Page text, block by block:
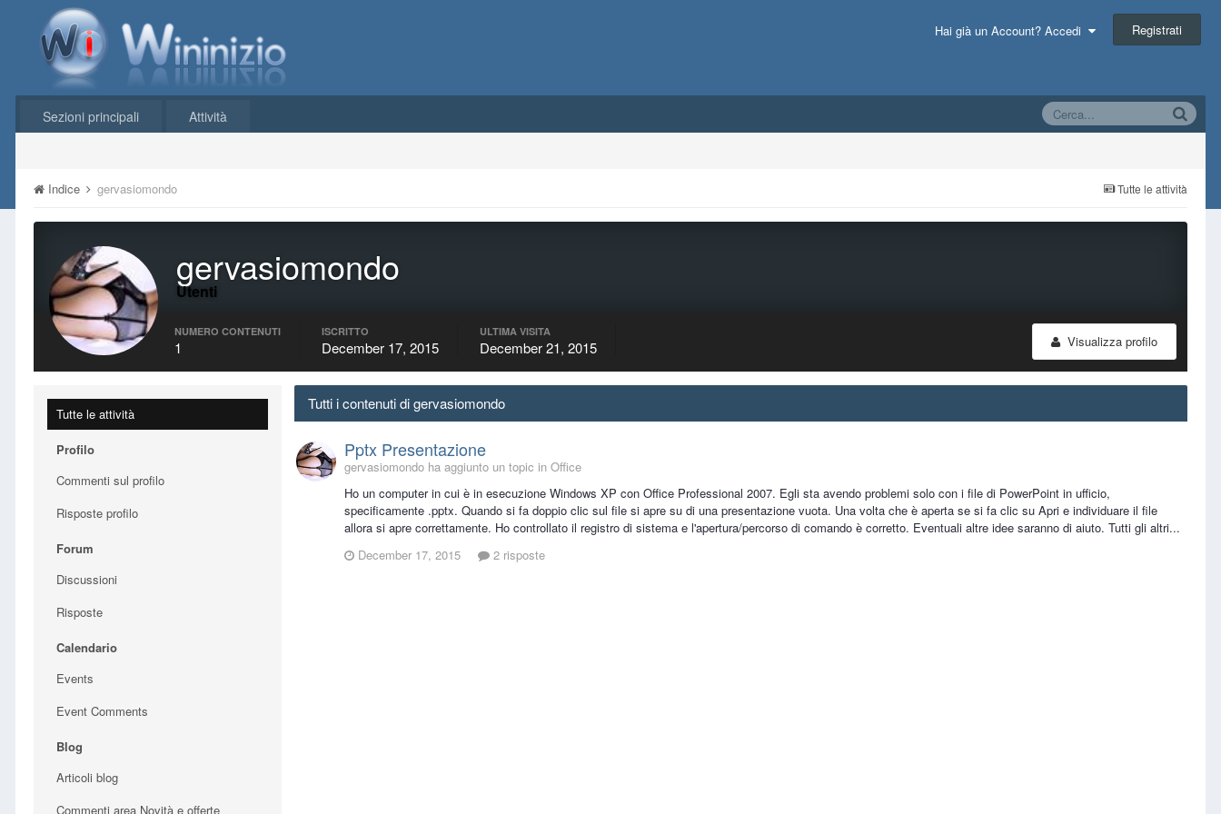
Hai già un Account? Accedi Registrati
Sezioni principali Attività
Tutte le attività
Indice gervasiomondo
gervasiomondo
Utenti
Visualizza profilo
NUMERO CONTENUTI
1
ISCRITTO
December 17, 2015
ULTIMA VISITA
December 21, 2015
Tutte le attività
Profilo
Commenti sul profilo
Risposte profilo
Forum
Discussioni
Risposte
Calendario
Events
Event Comments
Blog
Articoli blog
Commenti area Novità e offerte
Tutti i contenuti di gervasiomondo
Pptx Presentazione
gervasiomondo ha aggiunto un topic in Office
Ho un computer in cui è in esecuzione Windows XP con Office Professional 2007. Egli sta avendo problemi solo con i file di PowerPoint in ufficio,
specificamente .pptx. Quando si fa doppio clic sul file si apre su di una presentazione vuota. Una volta che è aperta se si fa clic su Apri e individuare il file
allora si apre correttamente. Ho controllato il registro di sistema e l'apertura/percorso di comando è corretto. Eventuali altre idee saranno di aiuto. Tutti gli altri...
December 17, 2015
2 risposte